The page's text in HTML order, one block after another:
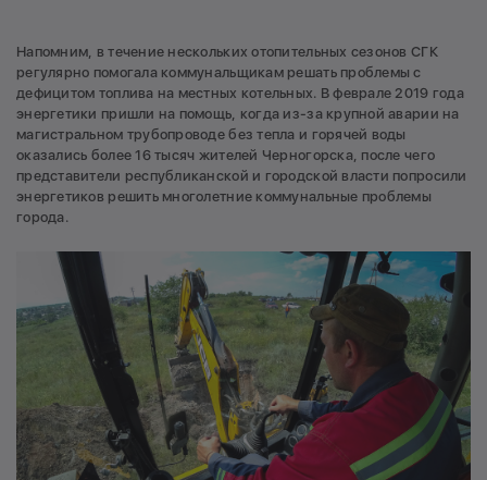
Напомним, в течение нескольких отопительных сезонов СГК
регулярно помогала коммунальщикам решать проблемы с
дефицитом топлива на местных котельных. В феврале 2019 года
энергетики пришли на помощь, когда из-за крупной аварии на
магистральном трубопроводе без тепла и горячей воды
оказались более 16 тысяч жителей Черногорска, после чего
представители республиканской и городской власти попросили
энергетиков решить многолетние коммунальные проблемы
города.